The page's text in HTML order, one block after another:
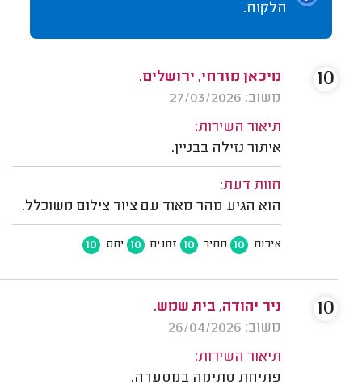
הלקוח.
מיכאן מזרחי, ירושלים.
משוב: 27/03/2026
תיאור השירות:
איתור נזילה בבניין.
חוות דעת:
הוא הגיע מהר מאוד עם ציוד צילום משוכלל.
איכות 10 מחיר 10 זמנים 10 יחס 10
10
ניר יהודה, בית שמש.
משוב: 26/04/2026
תיאור השירות:
פתיחת סתימה במסעדה.
10